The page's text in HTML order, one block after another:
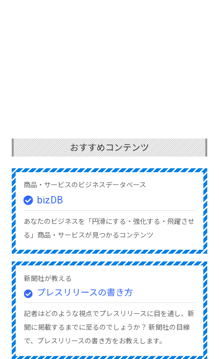
おすすめコンテンツ
商品・サービスのビジネスデータベース
bizDB
あなたのビジネスを「円滑にする・強化する・飛躍させ
る」商品・サービスが見つかるコンテンツ
新聞社が教える
プレスリリースの書き方
記者はどのような視点でプレスリリースに目を通し、新
聞に掲載するまでに至るのでしょうか？ 新聞社の目線
で、プレスリリースの書き方をお教えします。